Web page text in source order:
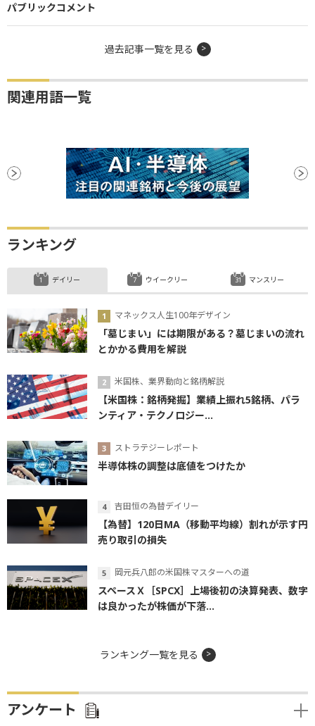
パブリックコメント
過去記事一覧を見る
関連用語一覧
ランキング
デイリー
マネックス人生100年デザイン
「墓じまい」には期限がある？墓じまいの流れ
とかかる費用を解説
米国株、業界動向と銘柄解説
【米国株：銘柄発掘】業績上振れ5銘柄、パラ
ンティア・テクノロジー...
ストラテジーレポート
半導体株の調整は底値をつけたか
吉田恒の為替デイリー
【為替】120日MA（移動平均線）割れが示す円
売り取引の損失
岡元兵八郎の米国株マスターへの道
スペースＸ［SPCX］上場後初の決算発表、数字
は良かったが株価が下落...
ウイークリー マンスリー
ランキング一覧を見る
アンケート